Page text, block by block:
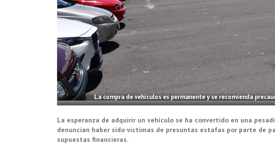
La compra de vehículos es permanente y se recomienda
La esperanza de adquirir un vehículo se ha convertido en una
denuncian haber sido víctimas de presuntas estafas por parte de
supuestas financieras.